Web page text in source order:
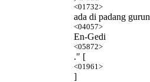
<01732>
ada di padang gurun
<04057>
En-Gedi
<05872>
." [
<01961>
]